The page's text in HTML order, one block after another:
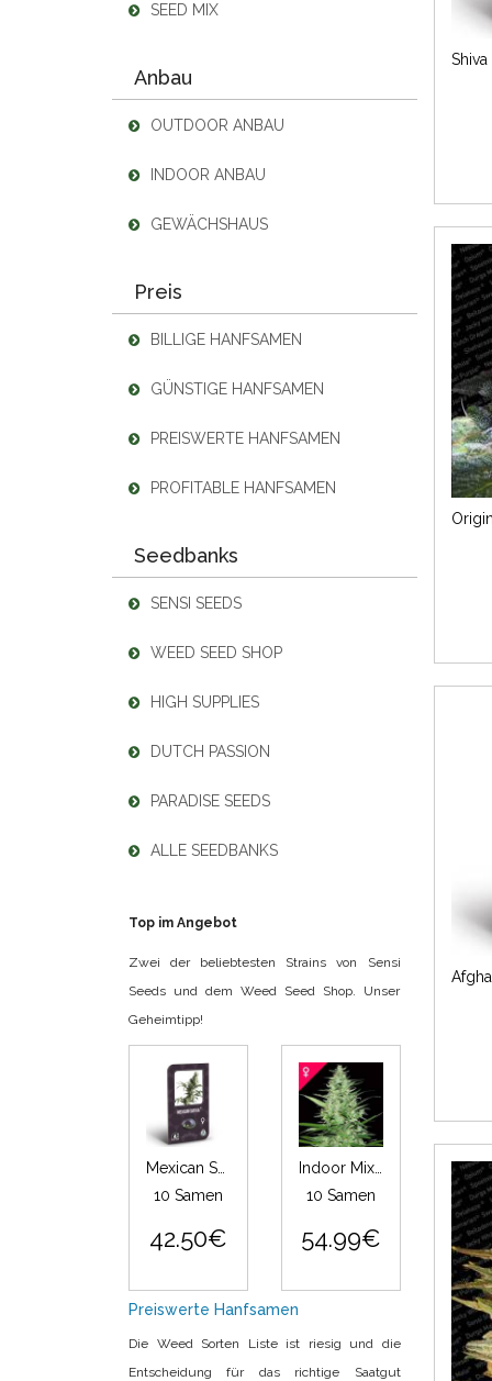
SEED MIX
Anbau
OUTDOOR ANBAU
INDOOR ANBAU
GEWÄCHSHAUS
Preis
BILLIGE HANFSAMEN
GÜNSTIGE HANFSAMEN
PREISWERTE HANFSAMEN
PROFITABLE HANFSAMEN
Seedbanks
SENSI SEEDS
WEED SEED SHOP
HIGH SUPPLIES
DUTCH PASSION
PARADISE SEEDS
ALLE SEEDBANKS
Top im Angebot
Zwei der beliebtesten Strains von Sensi
Seeds und dem Weed Seed Shop. Unser
Geheimtipp!
10 Samen
42.50€
Indoor Mix Feminisiert
10 Samen
54.99€
Preiswerte Hanfsamen
Die Weed Sorten Liste ist riesig und die
Entscheidung für das richtige Saatgut